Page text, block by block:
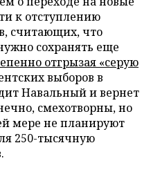
к отступлению
считающих, что
сохранять еще
отгрызая «серую
выборов в
Навальный и вернет
смехотворны, но
мере не планируют
250-тысячную